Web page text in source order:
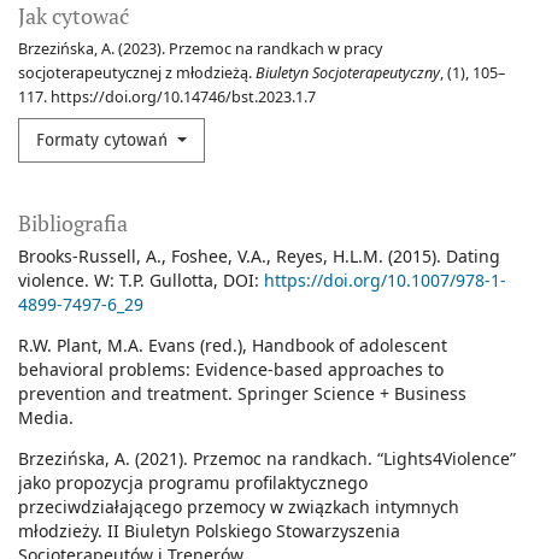
Jak cytować
Brzezińska, A. (2023). Przemoc na randkach w pracy
socjoterapeutycznej z młodzieżą.Biuletyn Socjoterapeutyczny, (1), 105–
117. https://doi.org/10.14746/bst.2023.1.7
Formaty cytowań
Bibliografia
Brooks-Russell, A., Foshee, V.A., Reyes, H.L.M. (2015). Dating
violence. W: T.P. Gullotta, DOI: https://doi.org/10.1007/978-1-
4899-7497-6_29
R.W. Plant, M.A. Evans (red.), Handbook of adolescent
behavioral problems: Evidence-based approaches to
prevention and treatment. Springer Science + Business
Media.
Brzezińska, A. (2021). Przemoc na randkach. “Lights4Violence”
jako propozycja programu profilaktycznego
przeciwdziałającego przemocy w związkach intymnych
młodzieży. II Biuletyn Polskiego Stowarzyszenia